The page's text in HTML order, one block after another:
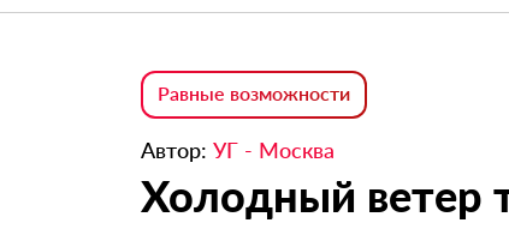
Равные возможности
Автор: УГ - Москва
Холодный ветер